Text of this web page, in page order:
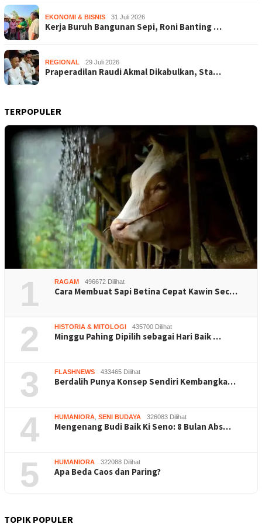
EKONOMI & BISNIS 31 Juli 2026
Kerja Buruh Bangunan Sepi, Roni Banting …
REGIONAL 29 Juli 2026
Praperadilan Raudi Akmal Dikabulkan, Sta…
TERPOPULER
1 RAGAM 496672 Dilihat
Cara Membuat Sapi Betina Cepat Kawin Sec…
2 HISTORIA & MITOLOGI 435700 Dilihat
Minggu Pahing Dipilih sebagai Hari Baik …
3 FLASHNEWS 433465 Dilihat
Berdalih Punya Konsep Sendiri Kembangka…
4 HUMANIORA SENI BUDAYA 326083 Dilihat
Mengenang Budi Baik Ki Seno: 8 Bulan Abs…
5 HUMANIORA 322088 Dilihat
Apa Beda Caos dan Paring?
TOPIK POPULER